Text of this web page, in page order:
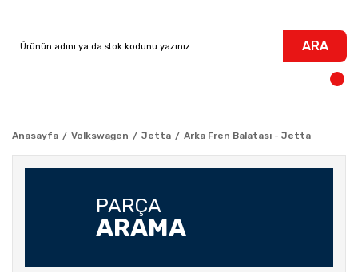
ARA
Anasayfa Volkswagen Jetta Arka Fren Balatası - Jetta
PARÇA
ARAMA